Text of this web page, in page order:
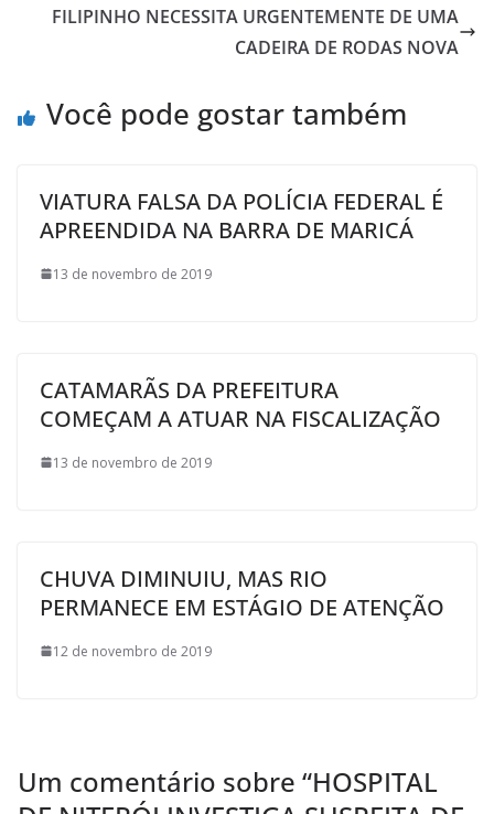
FILIPINHO NECESSITA URGENTEMENTE DE UMA
CADEIRA DE RODAS NOVA
Você pode gostar também
VIATURA FALSA DA POLÍCIA FEDERAL É
APREENDIDA NA BARRA DE MARICÁ
13 de novembro de 2019
CATAMARÃS DA PREFEITURA
COMEÇAM A ATUAR NA FISCALIZAÇÃO
13 de novembro de 2019
CHUVA DIMINUIU, MAS RIO
PERMANECE EM ESTÁGIO DE ATENÇÃO
12 de novembro de 2019
Um comentário sobre “HOSPITAL